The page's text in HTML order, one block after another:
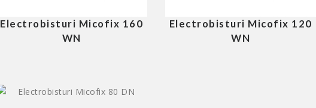
Electrobisturi Micofix 160
WN
Electrobisturi Micofix 120
WN